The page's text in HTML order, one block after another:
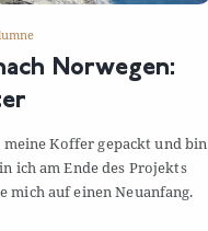
Norwegen:
meine Koffer gepackt und bin
ich am Ende des Projekts
mich auf einenNeuanfang.